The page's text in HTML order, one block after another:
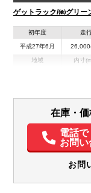
ゲットラック/㈱グリー
初年度
平成27年6月
走
地域 内寸
パワステ パ
在庫・
電話で
お問
お問